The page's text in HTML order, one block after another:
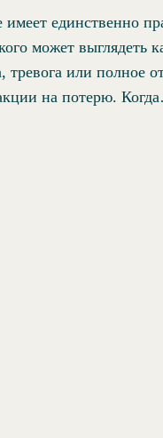
единственно
может выглядеть
тревога или полное
на потерю.